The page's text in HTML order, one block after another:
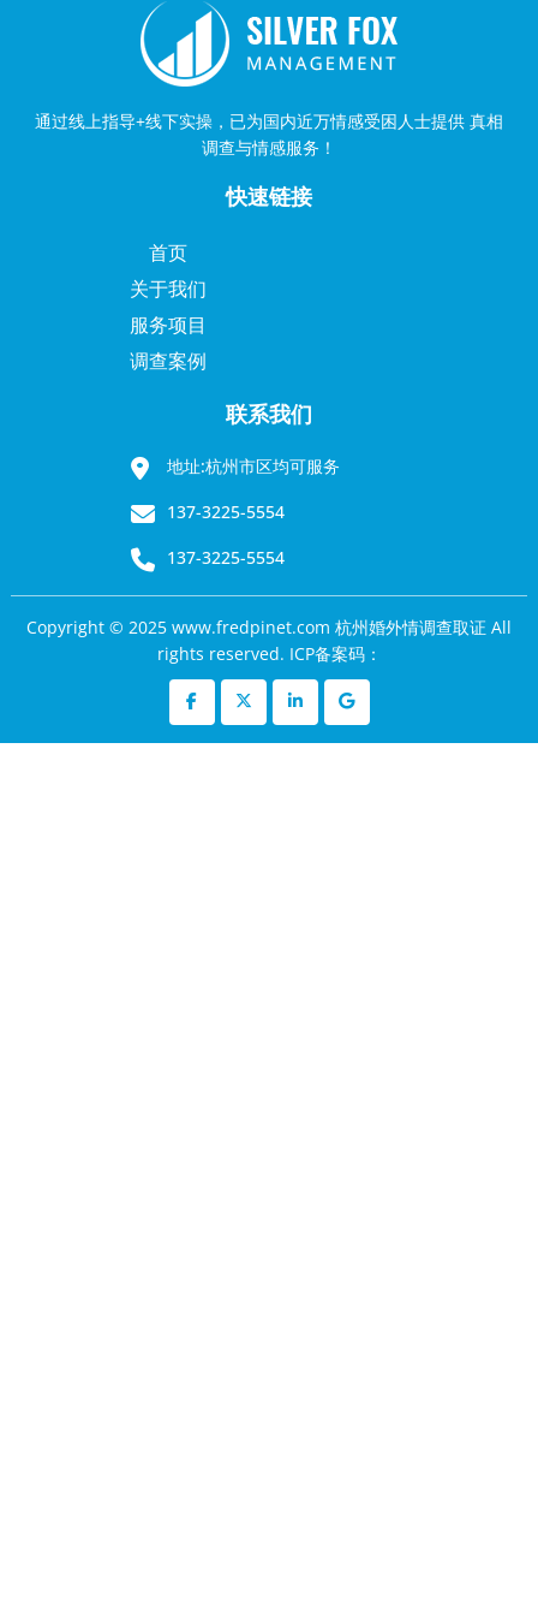
通过线上指导+线下实操，已为国内近万情感受困人士提供 真相
调查与情感服务！
快速链接
首页
关于我们
服务项目
调查案例
联系我们
地址:杭州市区均可服务
137-3225-5554
137-3225-5554
Copyright © 2025 www.fredpinet.com 杭州婚外情调查取证 All
rights reserved. ICP备案码：